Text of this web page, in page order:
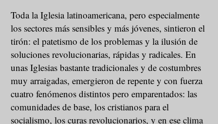
Toda la Iglesia latinoamericana, pero especialmente
los sectores más sensibles y más jóvenes, sintieron el
tirón: el patetismo de los problemas y la ilusión de
soluciones revolucionarias, rápidas y radicales. En
unas Iglesias bastante tradicionales y de costumbres
muy arraigadas, emergieron de repente y con fuerza
cuatro fenómenos distintos pero emparentados: las
comunidades de base, los cristianos para el
socialismo, los curas revolucionarios, y en ese clima